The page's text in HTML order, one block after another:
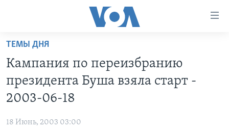
Перейти
основной
контент
Перейти
основной
ИТОГИ
ПРОЕКТЫ
НАША АМЕРИКАНСКАЯ ИСТОРИЯ
ИНТЕРВЬЮ
ТЕМЫ ДНЯ
Кампания по переизбранию
президента Буша взяла старт -
2003-06-18
18 Июнь, 2003 03:00